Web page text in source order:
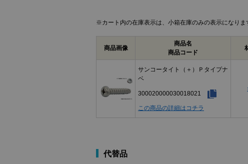
※カート内の在庫表示は、小箱在庫のみの表示になりま
商品画像
商品名
商品コード
サンコータイト（＋）Ｐタイプナ
ベ
300020000030018021
この商品の詳細はコチラ
代替品